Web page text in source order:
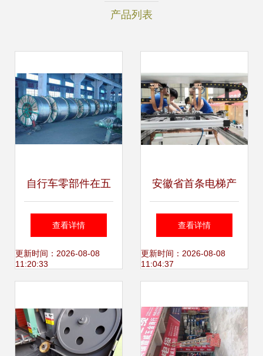
产品列表
自行车零部件在五
金机电市场的崛起
从代步工具到智能
查看详情
更新时间：2026-08-08
11:20:33
安徽省首条电梯产
线驶向海外 马鞍山
制造的全球化跃升
查看详情
更新时间：2026-08-08
11:04:37